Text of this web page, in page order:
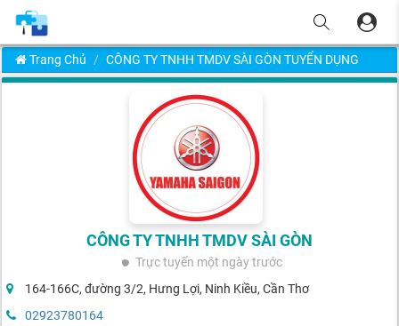
Trang Chủ CÔNG TY TNHH TMDV SÀI GÒN TUYỂN DỤNG
CÔNG TY TNHH TMDV SÀI GÒN
Trực tuyến một ngày trước
164-166C, đường 3/2, Hưng Lợi, Ninh Kiều, Cần Thơ
02923780164